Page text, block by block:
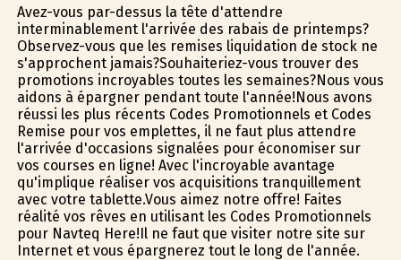
Avez-vous par-dessus la tête d'attendre
interminablement l'arrivée des rabais de printemps?
Observez-vous que les remises liquidation de stock ne
s'approchent jamais?Souhaiteriez-vous trouver des
promotions incroyables toutes les semaines?Nous vous
aidons à épargner pendant toute l'année!Nous avons
réussi les plus récents Codes Promotionnels et Codes
Remise pour vos emplettes, il ne faut plus attendre
l'arrivée d'occasions signalées pour économiser sur
vos courses en ligne! Avec l'incroyable avantage
qu'implique réaliser vos acquisitions tranquillement
avec votre tablette.Vous aimez notre offre! Faites
réalité vos rêves en utilisant les Codes Promotionnels
pour Navteq Here!Il ne faut que visiter notre site sur
Internet et vous épargnerez tout le long de l'année.